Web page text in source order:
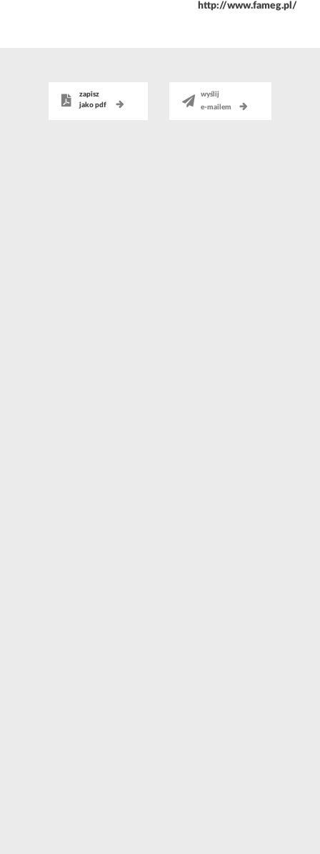
http://www.fameg.pl/
zapisz
jako pdf
wyślij
e-mailem